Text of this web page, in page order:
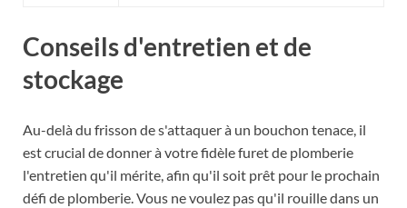
Conseils d'entretien et de
stockage
Au-delà du frisson de s'attaquer à un bouchon tenace, il
est crucial de donner à votre fidèle furet de plomberie
l'entretien qu'il mérite, afin qu'il soit prêt pour le prochain
défi de plomberie. Vous ne voulez pas qu'il rouille dans un